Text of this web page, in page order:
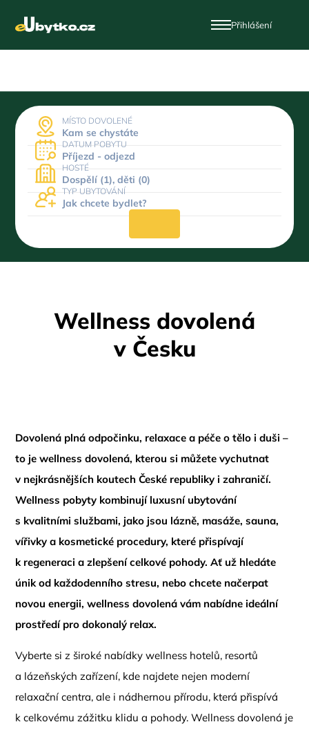
Přihlášení
MÍSTO DOVOLENÉ
Kam se chystáte
DATUM POBYTU
Příjezd - odjezd
HOSTÉ
Dospělí (1), děti (0)
TYP UBYTOVÁNÍ
Jak chcete bydlet?
Wellness dovolená
v Česku
Dovolená plná odpočinku, relaxace a péče o tělo i duši –
to je wellness dovolená, kterou si můžete vychutnat
v nejkrásnějších koutech České republiky i zahraničí.
Wellness pobyty kombinují luxusní ubytování
s kvalitními službami, jako jsou lázně, masáže, sauna,
vířivky a kosmetické procedury, které přispívají
k regeneraci a zlepšení celkové pohody. Ať už hledáte
únik od každodenního stresu, nebo chcete načerpat
novou energii, wellness dovolená vám nabídne ideální
prostředí pro dokonalý relax.
Vyberte si z široké nabídky wellness hotelů, resortů
a lázeňských zařízení, kde najdete nejen moderní
relaxační centra, ale i nádhernou přírodu, která přispívá
k celkovému zážitku klidu a pohody. Wellness dovolená je